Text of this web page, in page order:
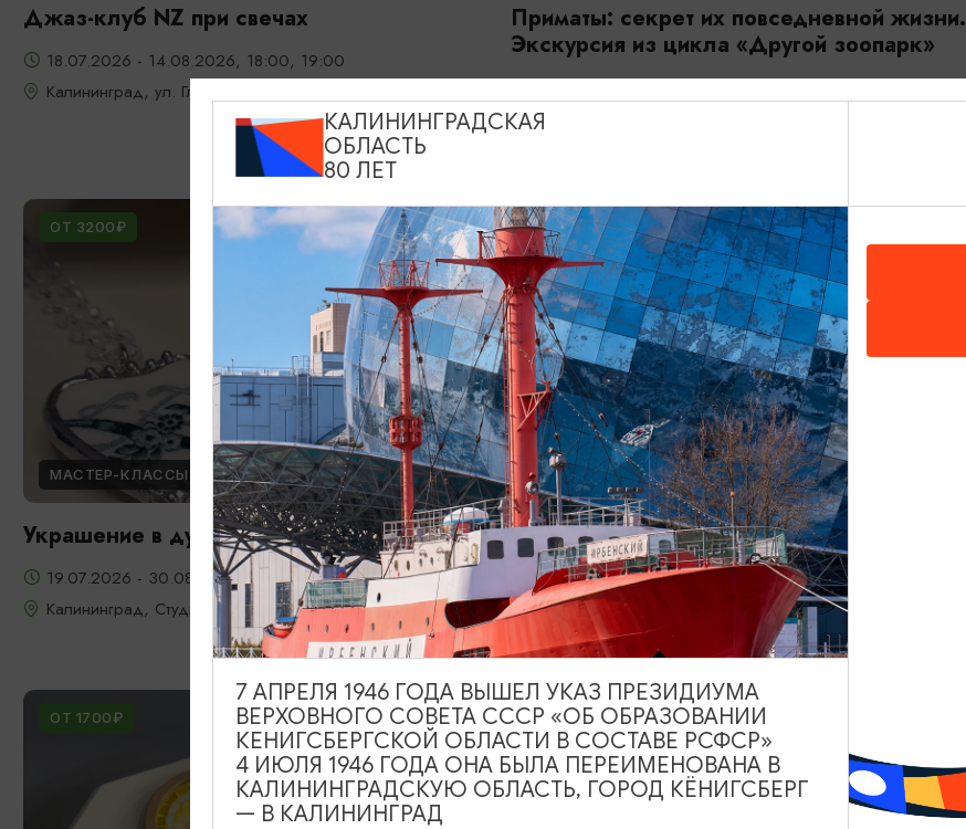
Джаз-клуб NZ при свечах
18.07.2026 - 14.08.2026, 18:00, 19:00
Калининград, ул. Глазунова, 9
Приматы: секрет их повседневной жизни.
Экскурсия из цикла «Другой зоопарк»
Калининград, Калининградский зоопарк
ОТ 3200₽
МАСТЕР-КЛАССЫ
Украшение в духе старого Кенигсберга
19.07.2026 - 30.08.2026
Калининград, Студия «Стёкла»
ОТ 2800₽
МАСТЕР-КЛАССЫ
Мозаика в технике Тренкадис
19.07.2026 - 28.08.2026, 10:00, 18:00
Калининград, Студия «Стёкла»
ОТ 1700₽ ОТ 2200₽
КАЛИНИНГРАДСКАЯ
ОБЛАСТЬ
80 ЛЕТ
7 АПРЕЛЯ 1946 ГОДА ВЫШЕЛ УКАЗ ПРЕЗИДИУМА
ВЕРХОВНОГО СОВЕТА СССР «ОБ ОБРАЗОВАНИИ
КЕНИГСБЕРГСКОЙ ОБЛАСТИ В СОСТАВЕ РСФСР»
4 ИЮЛЯ 1946 ГОДА ОНА БЫЛА ПЕРЕИМЕНОВАНА В
КАЛИНИНГРАДСКУЮ ОБЛАСТЬ, ГОРОД КЁНИГСБЕРГ
— В КАЛИНИНГРАД